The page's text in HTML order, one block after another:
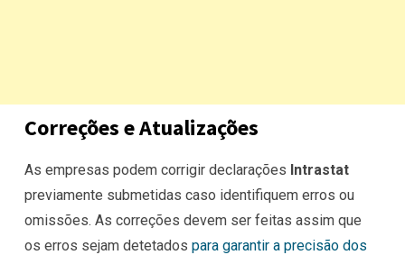
Correções e Atualizações
As empresas podem corrigir declarações Intrastat
previamente submetidas caso identifiquem erros ou
omissões. As correções devem ser feitas assim que
os erros sejam detetados para garantir a precisão dos